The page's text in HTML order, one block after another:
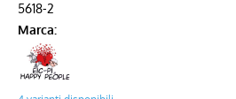
5618-2
Marca: